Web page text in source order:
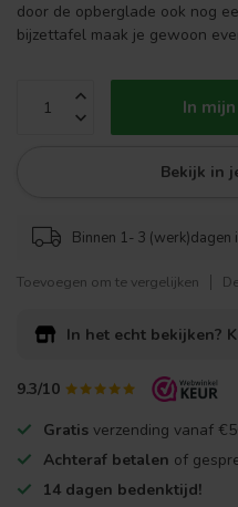
door de opberglade ook nog
bijzettafel maak je gewoon
In
Bekijk in
Binnen 1- 3 (werk)dagen
Toevoegen om te vergelijken
In het echt bekijken?
9.3/10
Gratis verzending vanaf
Achteraf betalen of
14 dagen bedenktijd!